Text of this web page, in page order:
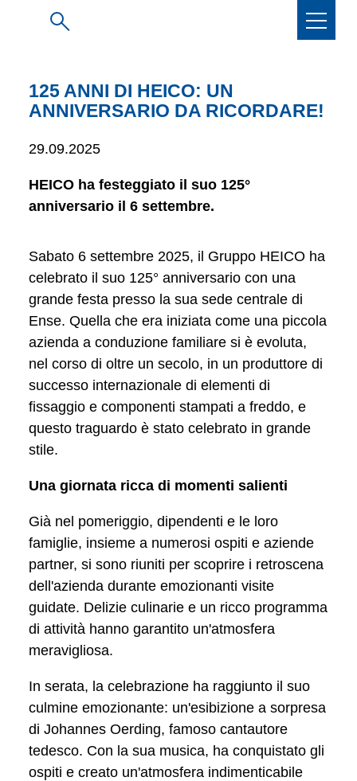
125 ANNI DI HEICO: UN
ANNIVERSARIO DA RICORDARE!
29.09.2025
HEICO ha festeggiato il suo 125°
anniversario il 6 settembre.
Sabato 6 settembre 2025, il Gruppo HEICO ha
celebrato il suo 125° anniversario con una
grande festa presso la sua sede centrale di
Ense. Quella che era iniziata come una piccola
azienda a conduzione familiare si è evoluta,
nel corso di oltre un secolo, in un produttore di
successo internazionale di elementi di
fissaggio e componenti stampati a freddo, e
questo traguardo è stato celebrato in grande
stile.
Una giornata ricca di momenti salienti
Già nel pomeriggio, dipendenti e le loro
famiglie, insieme a numerosi ospiti e aziende
partner, si sono riuniti per scoprire i retroscena
dell'azienda durante emozionanti visite
guidate. Delizie culinarie e un ricco programma
di attività hanno garantito un'atmosfera
meravigliosa.
In serata, la celebrazione ha raggiunto il suo
culmine emozionante: un'esibizione a sorpresa
di Johannes Oerding, famoso cantautore
tedesco. Con la sua musica, ha conquistato gli
ospiti e creato un'atmosfera indimenticabile